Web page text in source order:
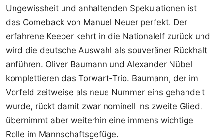
Ungewissheit und anhaltenden Spekulationen ist
das Comeback von Manuel Neuer perfekt. Der
erfahrene Keeper kehrt in die Nationalelf zurück und
wird die deutsche Auswahl als souveräner Rückhalt
anführen. Oliver Baumann und Alexander Nübel
komplettieren das Torwart-Trio. Baumann, der im
Vorfeld zeitweise als neue Nummer eins gehandelt
wurde, rückt damit zwar nominell ins zweite Glied,
übernimmt aber weiterhin eine immens wichtige
Rolle im Mannschaftsgefüge.